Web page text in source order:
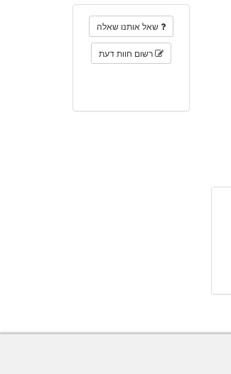
שאל אותנו שאלה
רשום חוות דעת